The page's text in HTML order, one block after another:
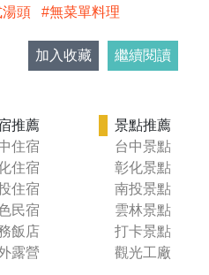
湯頭 無菜單料理
加入收藏 繼續閱讀
推薦
住宿
住宿
住宿
民宿
飯店
露營
景點推薦
台中景點
彰化景點
南投景點
雲林景點
打卡景點
觀光工廠